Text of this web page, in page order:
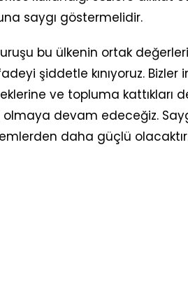
saygı göstermelidir.
bu ülkenin ortak
şiddetle kınıyoruz. Bizler
ve topluma kattıkları
devam edeceğiz.
daha güçlü